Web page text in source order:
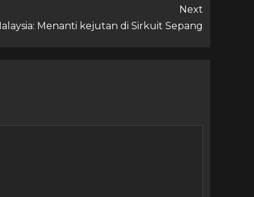
Next
Menanti kejutan di Sirkuit Sepang